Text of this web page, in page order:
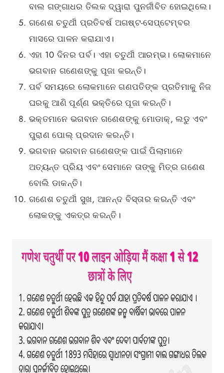
ବାଲ ଗଙ୍ଗାଧର ତିଲକ ଦ୍ୱାରା ପୁନର୍ଜୀବିତ ହୋଇଥିଲେ।
ଗଣେଶ ଚତୁର୍ଥୀ ପ୍ରତିବର୍ଷ ଅଗଷ୍ଟ-ସେପ୍ଟେମ୍ବର
ମାସରେ ପାଳନ କରାଯାଏ।
ଏହା 10 ଦିନର ପର୍ବ। ଏହା ଚତୁର୍ଥୀ ଆରମ୍ଭ। ଲୋକମାନେ
ଭଗବାନ ଗଣେଶଙ୍କୁ ପୂଜା କରନ୍ତି।
ପର୍ବ ସମୟରେ ଲୋକମାନେ ଗଣପତିଙ୍କ ପ୍ରତିମାକୁ ନିଜ
ଘରକୁ ଆଣି ପୂର୍ଣ୍ଣ ଭକ୍ତିରେ ପୂଜା କରନ୍ତି।
ଭକ୍ତମାନେ ଭଗବାନ ଗଣେଶଙ୍କୁ ମୋଡାକ୍, ଲଡୁ ଏବଂ
ପୁରାଣ ପୋଲ୍ ପ୍ରଦାନ କରନ୍ତି।
ଭଗବାନ ଭଗବାନ ଗଣେଶଙ୍କ ପାଇଁ ପିଲାମାନେ
ଅତ୍ୟନ୍ତ ପ୍ରିୟ ଏବଂ ସେମାନେ ତାଙ୍କୁ ମିତ୍ର ଗଣେଶ
ବୋଲି ଡାକନ୍ତି।
ଗଣେଶ ଚତୁର୍ଥୀ ସୁଖ, ଆନନ୍ଦ ବିସ୍ତାର କରନ୍ତି ଏବଂ
ଲୋକଙ୍କୁ ଏକତ୍ର କରନ୍ତି।